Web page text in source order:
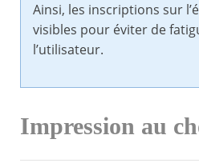
Ainsi, les inscriptions sur
visibles pour éviter de
l’utilisateur.
Impression au